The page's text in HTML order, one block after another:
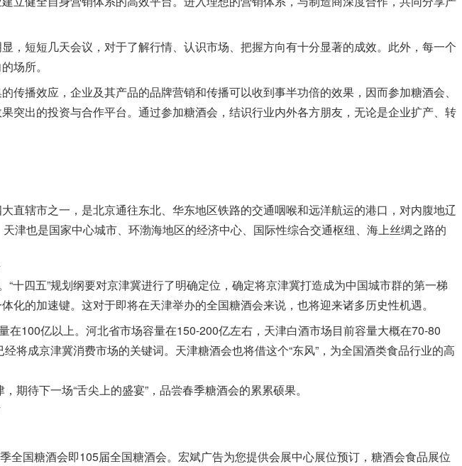
短短几天会议，对于了解行情、认识市场、把握方向有十分显著的成效。此外，每一个
场所。
播效应，企业及其产品的品牌营销和传播可以收到事半功倍的效果，因而参加糖酒会、
出的投资与合作平台。通过参加糖酒会，结识行业内外各方朋友，无论是企业扩产、转
辖市之一，是北京通往东北、华东地区铁路的交通咽喉和远洋航运的港口，对内腹地辽
津也是国家中心城市、环渤海地区的经济中心、国际性综合交通枢纽、海上丝绸之路的
十四五”规划纲要对京津冀进行了明确定位，确定将京津冀打造成为中国城市群的第一梯
的加速键。这对于即将在天津举办的全国糖酒会来说，也将迎来诸多历史性机遇。
100亿以上。河北省市场容量在150-200亿左右，天津白酒市场目前容量大概在70-80
将成京津冀消费市场的关键词。天津糖酒会也将借这个“东风”，为全国酒类食品行业的高
待下一场“舌尖上的盛宴”，品尝春季糖酒会的累累硕果。
国糖酒会即105届全国糖酒会。宏斌广告为您提供会展中心展位预订，糖酒会食品展位